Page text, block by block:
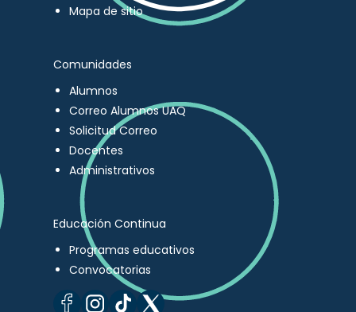
Mapa de sitio
Comunidades
Alumnos
Correo Alumnos UAQ
Solicitud Correo
Docentes
Administrativos
Educación Continua
Programas educativos
Convocatorias